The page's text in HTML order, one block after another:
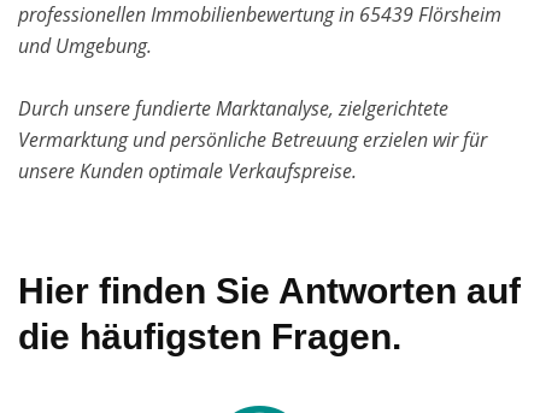
professionellen Immobilienbewertung in 65439 Flörsheim
und Umgebung.
Durch unsere fundierte Marktanalyse, zielgerichtete
Vermarktung und persönliche Betreuung erzielen wir für
unsere Kunden optimale Verkaufspreise.
Hier finden Sie Antworten auf
die häufigsten Fragen.